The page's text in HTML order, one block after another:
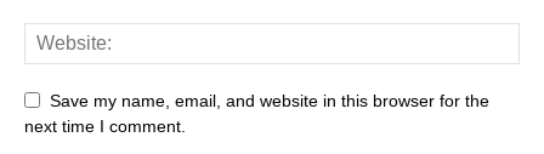
Save my name, email, and website in this browser for the
next time I comment.